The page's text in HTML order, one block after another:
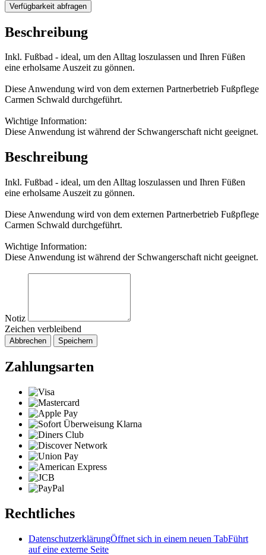
Verfügbarkeit abfragen
Beschreibung
Inkl. Fußbad - ideal, um den Alltag loszulassen und Ihren Füßen
eine erholsame Auszeit zu gönnen.
Diese Anwendung wird von dem externen Partnerbetrieb Fußpflege
Carmen Schwald durchgeführt.
Wichtige Information:
Diese Anwendung ist während der Schwangerschaft nicht geeignet.
Beschreibung
Inkl. Fußbad - ideal, um den Alltag loszulassen und Ihren Füßen
eine erholsame Auszeit zu gönnen.
Diese Anwendung wird von dem externen Partnerbetrieb Fußpflege
Carmen Schwald durchgeführt.
Wichtige Information:
Diese Anwendung ist während der Schwangerschaft nicht geeignet.
Notiz
Zeichen verbleibend
Abbrechen Speichern
Zahlungsarten
Rechtliches
DatenschutzerklärungÖffnet sich in einem neuen TabFührt
auf eine externe Seite